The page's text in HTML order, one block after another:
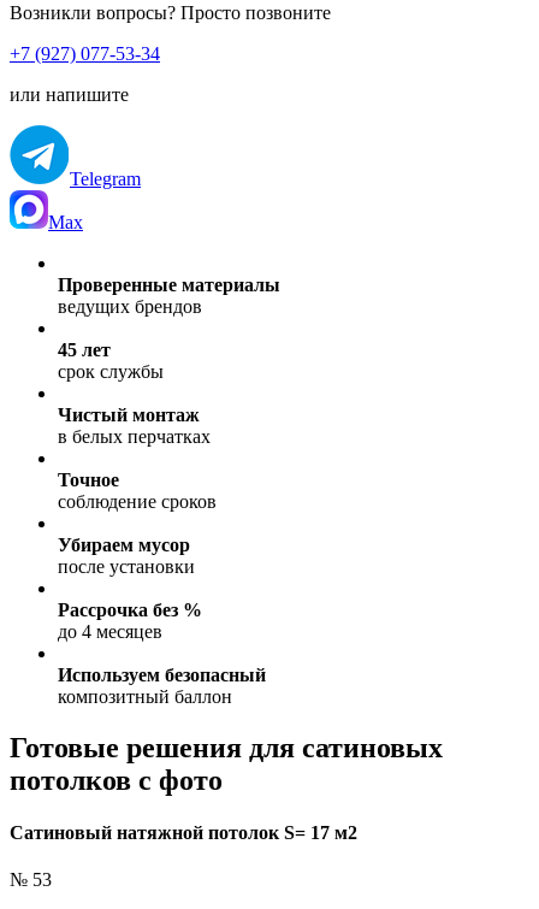
Возникли вопросы? Просто позвоните
+7 (927) 077-53-34
или напишите
Telegram
Max
Проверенные материалы
ведущих брендов
45 лет
срок службы
Чистый монтаж
в белых перчатках
Точное
соблюдение сроков
Убираем мусор
после установки
Рассрочка без %
до 4 месяцев
Используем безопасный
композитный баллон
Готовые решения для сатиновых
потолков с фото
Сатиновый натяжной потолок S= 17 м2
№ 53